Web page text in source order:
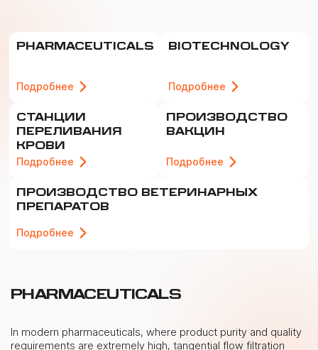
PHARMACEUTICALS
Подробнее
BIOTECHNOLOGY
Подробнее
СТАНЦИИ
ПЕРЕЛИВАНИЯ
КРОВИ
Подробнее
ПРОИЗВОДСТВО
ВАКЦИН
Подробнее
ПРОИЗВОДСТВО ВЕТЕРИНАРНЫХ
ПРЕПАРАТОВ
Подробнее
PHARMACEUTICALS
In modern pharmaceuticals, where product purity and quality
requirements are extremely high, tangential flow filtration